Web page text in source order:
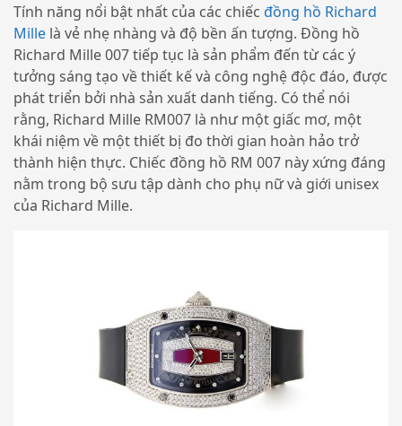
Tính năng nổi bật nhất của các chiếc đồng hồ Richard
Mille là vẻ nhẹ nhàng và độ bền ấn tượng. Đồng hồ
Richard Mille 007 tiếp tục là sản phẩm đến từ các ý
tưởng sáng tạo về thiết kế và công nghệ độc đáo, được
phát triển bởi nhà sản xuất danh tiếng. Có thể nói
rằng, Richard Mille RM007 là như một giấc mơ, một
khái niệm về một thiết bị đo thời gian hoàn hảo trở
thành hiện thực. Chiếc đồng hồ RM 007 này xứng đáng
nằm trong bộ sưu tập dành cho phụ nữ và giới unisex
của Richard Mille.